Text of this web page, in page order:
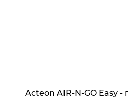
Acteon AIR-N-GO Easy -